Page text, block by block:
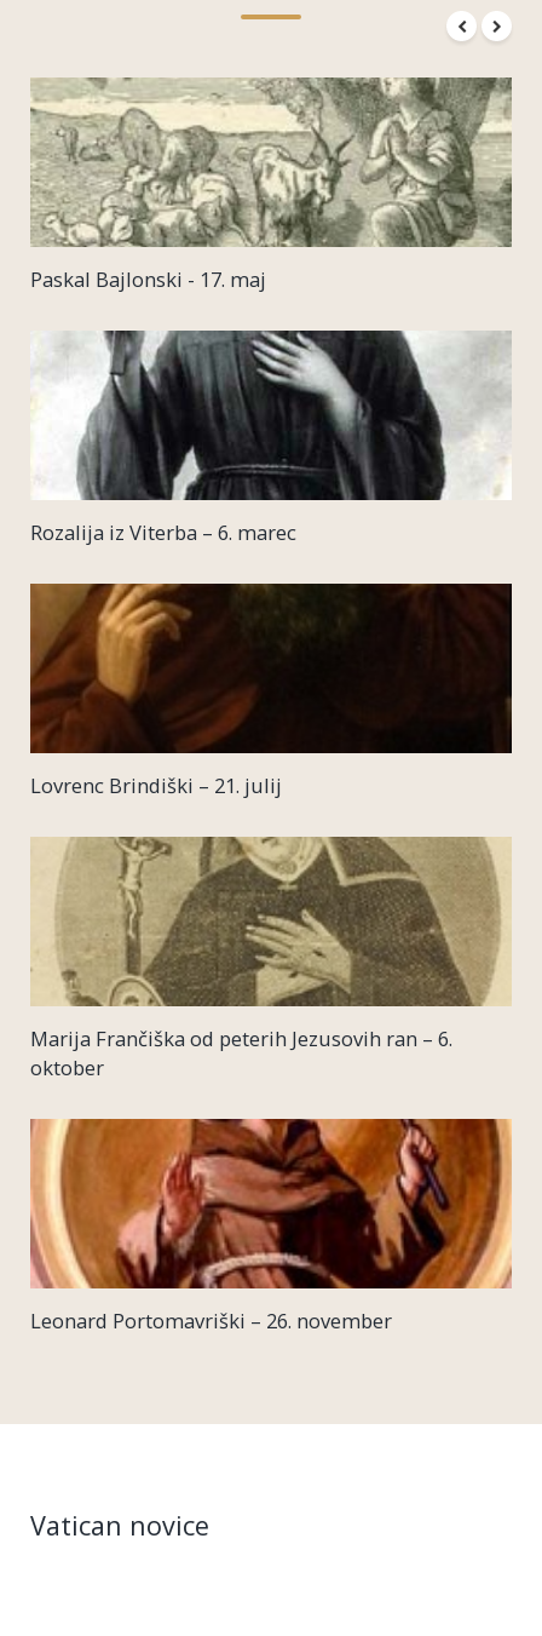
Paskal Bajlonski - 17. maj
Rozalija iz Viterba – 6. marec
Lovrenc Brindiški – 21. julij
Marija Frančiška od peterih Jezusovih ran – 6.
oktober
Leonard Portomavriški – 26. november
Vatican novice